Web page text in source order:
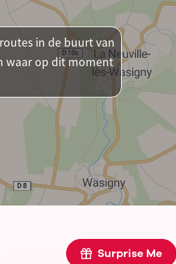
in de buurt van
waar op dit moment
Surprise Me